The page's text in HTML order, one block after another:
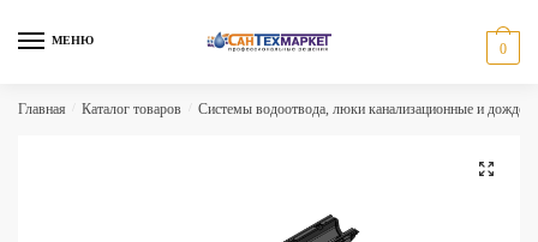
МЕНЮ
0
Главная Каталог товаров Системы водоотвода, люки канализационные и
🔍